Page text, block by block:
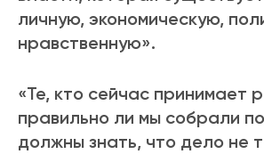
личную, экономическую,
нравственную».
«Те, кто сейчас принимает
правильно ли мы собрали
должны знать, что дело не